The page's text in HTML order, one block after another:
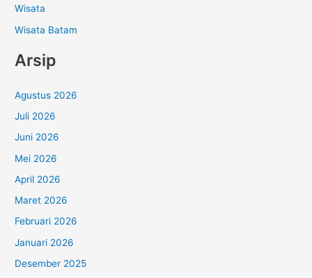
Wisata
Wisata Batam
Arsip
Agustus 2026
Juli 2026
Juni 2026
Mei 2026
April 2026
Maret 2026
Februari 2026
Januari 2026
Desember 2025